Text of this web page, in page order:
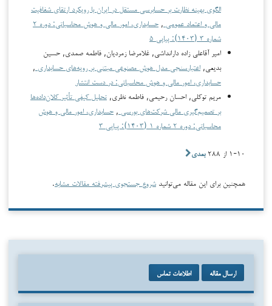
الگوی بهینه نظارت بر حسابرسی مستقل در ایران با رویکرد ارتقای شفافیت
مالی و اعتماد عمومی ,
حسابداری، امور مالی و هوش محاسباتی: دوره ۲
شماره ۳ (۱۴۰۳): پیاپی ۵
امیر آقاعلی زاده دارانداشی, غلامرضا زمردیان, فاطمه صمدی, حسین
بدیعی, اعتبارسنجی مدل هوش مصنوعی مبتنی بر رویه‌های حسابداری ,
حسابداری، امور مالی و هوش محاسباتی: در دست انتشار
مریم توکلی, احسان رحیمی, فاطمه نظری, تحلیل کیفی تأثیر کلان‌داده‌ها
بر تصمیم‌گیری مالی شرکت‌های بورسی , حسابداری، امور مالی و هوش
محاسباتی: دوره ۲ شماره ۱ (۱۴۰۳): پیاپی ۳
۱-۱۰ از ۲۸۸ بعدی
همچنین برای این مقاله می‌توانید شروع جستجوی پیشرفته مقالات مشابه.
ارسال مقاله اطلاعات تماس